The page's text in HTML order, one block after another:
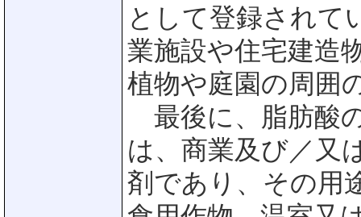
として登録されて
業施設や住宅建造
植物や庭園の周囲
最後に、脂肪酸
は、商業及び／又
剤であり、その用